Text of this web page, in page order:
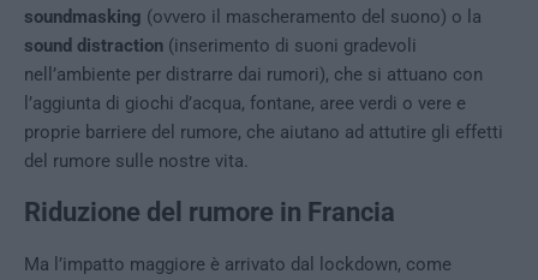
soundmasking (ovvero il mascheramento del suono) o la
sound distraction (inserimento di suoni gradevoli
nell’ambiente per distrarre dai rumori), che si attuano con
l’aggiunta di giochi d’acqua, fontane, aree verdi o vere e
proprie barriere del rumore, che aiutano ad attutire gli effetti
del rumore sulle nostre vita.
Riduzione del rumore in Francia
Ma l’impatto maggiore è arrivato dal lockdown, come